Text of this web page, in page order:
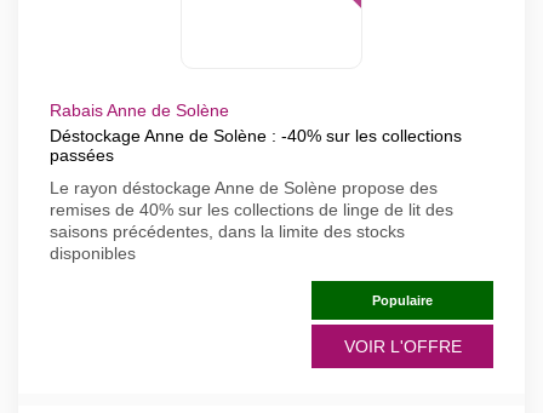
Rabais Anne de Solène
Déstockage Anne de Solène : -40% sur les collections
passées
Le rayon déstockage Anne de Solène propose des
remises de 40% sur les collections de linge de lit des
saisons précédentes, dans la limite des stocks
disponibles
Populaire
VOIR L'OFFRE